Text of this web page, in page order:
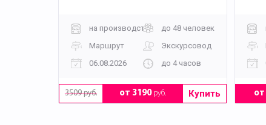
Кому подойдёт
на производство
до 48 человек
Маршрут
Экскурсовод
06.08.2026
до 4 часов
3509 руб. от 3190руб. Купить от